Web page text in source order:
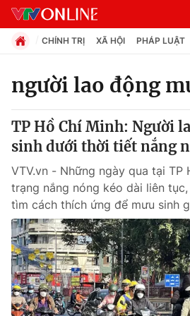
Chuyên mục
Chính trị
Xã hội
Pháp luật
Y tế
Thế giới
CHÍNH TRỊ XÃ HỘI PHÁP LUẬT
người lao động
TP Hồ Chí Minh: Người
sinh dưới thời tiết nắng
VTV.vn - Những ngày qua tại TP
trạng nắng nóng kéo dài liên
tìm cách thích ứng để mưu sinh